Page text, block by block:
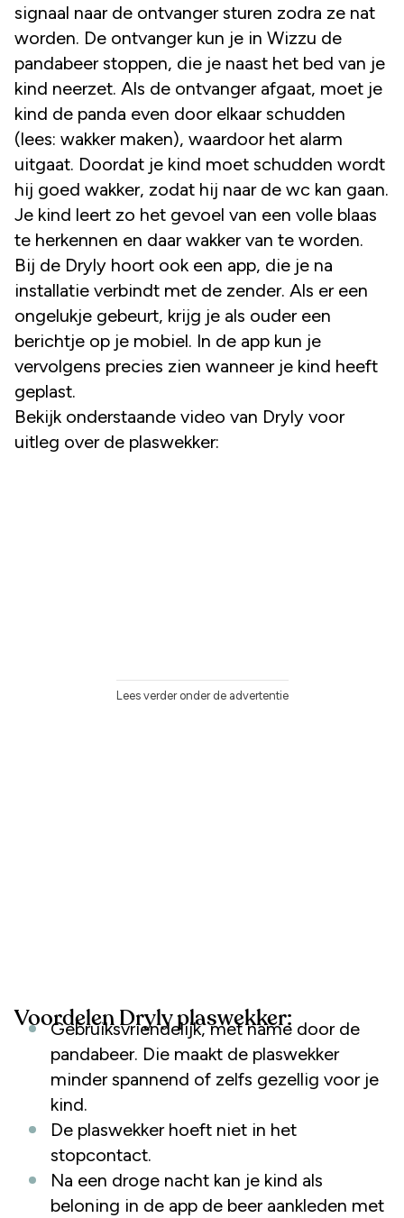
signaal naar de ontvanger sturen zodra ze nat
worden. De ontvanger kun je in Wizzu de
pandabeer stoppen, die je naast het bed van je
kind neerzet. Als de ontvanger afgaat, moet je
kind de panda even door elkaar schudden
(lees: wakker maken), waardoor het alarm
uitgaat. Doordat je kind moet schudden wordt
hij goed wakker, zodat hij naar de wc kan gaan.
Je kind leert zo het gevoel van een volle blaas
te herkennen en daar wakker van te worden.
Bij de Dryly hoort ook een app, die je na
installatie verbindt met de zender. Als er een
ongelukje gebeurt, krijg je als ouder een
berichtje op je mobiel. In de app kun je
vervolgens precies zien wanneer je kind heeft
geplast.
Bekijk onderstaande video van Dryly voor
uitleg over de plaswekker:
Lees verder onder de advertentie
Voordelen Dryly plaswekker:
Gebruiksvriendelijk, met name door de
pandabeer. Die maakt de plaswekker
minder spannend of zelfs gezellig voor je
kind.
De plaswekker hoeft niet in het
stopcontact.
Na een droge nacht kan je kind als
beloning in de app de beer aankleden met